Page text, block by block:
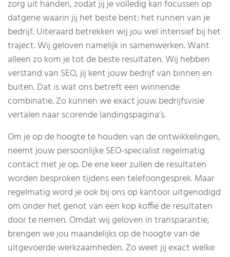
zorg uit handen, zodat jij je volledig kan focussen op
datgene waarin jij het beste bent: het runnen van je
bedrijf. Uiteraard betrekken wij jou wel intensief bij het
traject. Wij geloven namelijk in samenwerken. Want
alleen zo kom je tot de beste resultaten. Wij hebben
verstand van SEO, jij kent jouw bedrijf van binnen en
buiten. Dat is wat ons betreft een winnende
combinatie. Zo kunnen we exact jouw bedrijfsvisie
vertalen naar scorende landingspagina’s.
Om je op de hoogte te houden van de ontwikkelingen,
neemt jouw persoonlijke SEO-specialist regelmatig
contact met je op. De ene keer zullen de resultaten
worden besproken tijdens een telefoongesprek. Maar
regelmatig word je ook bij ons op kantoor uitgenodigd
om onder het genot van een kop koffie de resultaten
door te nemen. Omdat wij geloven in transparantie,
brengen we jou maandelijks op de hoogte van de
uitgevoerde werkzaamheden. Zo weet jij exact welke